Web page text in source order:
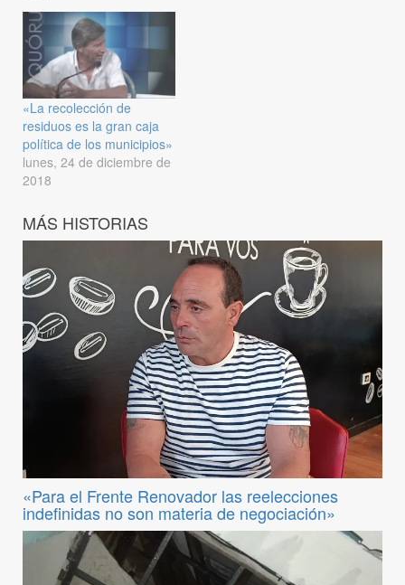
«La recolección de
residuos es la gran caja
política de los municipios»
lunes, 24 de diciembre de
2018
MÁS HISTORIAS
«Para el Frente Renovador las reelecciones
indefinidas no son materia de negociación»